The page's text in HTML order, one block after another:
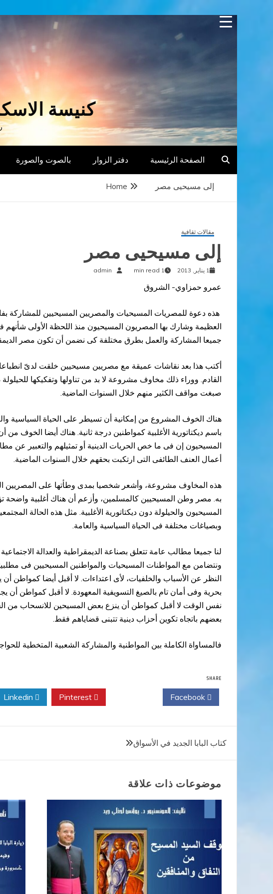
Skip
كنيسة
الصفحة الرئيسية دفتر الزوار بالصوت والصورة
Home إلى مسيحيى مصر
مقالات ثقافية
إلى مسيحيى مصر
1 يناير, 2013 1 min read
admin
عمرو حمزاوي- الشروق
هذه دعوة للمصريات المسيحيات والمصريين المسيحيين للمشاركة
العظيمة وشارك بها المصريون المسيحيون منذ اللحظة الأولى
جميعا المشاركة والعمل بطرق مختلفة كى نضمن أن تكون مصر
أكتب هذا بعد نقاشات عميقة مع مصريين مسيحيين خلقت لدىّ انطباعا
القادم. ووراء ذلك مخاوف مشروعة لا بد من تناولها وتفكيكها
صبغت مواقف الكثير منهم خلال السنوات الماضية.
هناك الخوف المشروع من إمكانية أن تسيطر على الحياة السياسية
باسم ديكتاتورية الأغلبية كمواطنين درجة ثانية. هناك أيضا الخوف
المسيحيون إن فى ما خص الحريات الدينية أو تمثيلهم والتعبير عن
أعمال العنف الطائفى التى ارتكبت بحقهم خلال السنوات الماضية.
هذه المخاوف مشروعة، وأشعر شخصيا بمدى وطأتها على المصريين
به. مصر وطن المسيحيين كالمسلمين، وأزعم أن هناك أغلبية واضحة
المسيحيون والحيلولة دون ديكتاتورية الأغلبية. مثل هذه الحالة
وبصياغات مختلفة فى الحياة السياسية والعامة.
لنا جميعا مطالب عامة تتعلق بصناعة الديمقراطية والعدالة
ونتضامن مع المواطنات المسيحيات والمواطنين المسيحيين فى
النظر عن الأسباب والخلفيات، لأى اعتداءات. لا أقبل أيضا كمواطن
بحرية وفى أمان تام بالصيغ التسويفية المعهودة. لا أقبل كمواطن
نفس الوقت لا أقبل كمواطن أن ينزع بعض المسيحين للانسحاب من
بعضهم باتجاه تكوين أحزاب دينية تتبنى قضاياهم فقط.
فالمساواة الكاملة بين المواطنية والمشاركة الشعبية المتخطية
SHARE
تصفّح
المقالات
كتاب البابا الجديد في الأسواق
موضوعات ذات علاقة